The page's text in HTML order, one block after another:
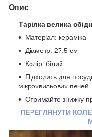
Опис
Тарілка велика
Матеріал: кераміка
Діаметр: 27.5 см
Колір: білий
Підходить для
мікрохвильових печей
Отримайте знижку
ПЕРЕГЛЯНУТИ